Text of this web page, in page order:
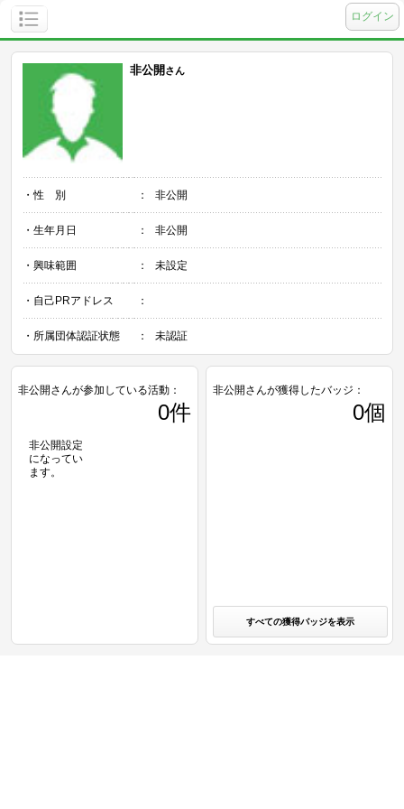
ログイン
非公開 さん
・性 別 ： 非公開
・生年月日 ： 非公開
・興味範囲 ： 未設定
・自己PRアドレス ：
・所属団体認証状態 ： 未認証
非公開さんが参加している活動：
0件
非公開設定
になってい
ます。
非公開さんが獲得したバッジ：
0個
すべての獲得バッジを表示